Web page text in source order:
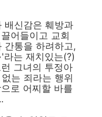
배신감은 훼방과
어들이고 교회
간통을 하려하고,
는 재치있는(?)
그녀의 투정아
는 죄라는 행위
로 어찌할 바를